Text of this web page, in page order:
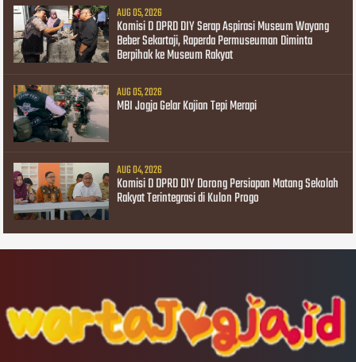
AUG 05, 2026
Komisi D DPRD DIY Serap Aspirasi Museum Wayang
Beber Sekartaji, Raperda Permuseuman Diminta
Berpihak ke Museum Rakyat
AUG 05, 2026
MBI Jogja Gelar Kajian Tepi Merapi
AUG 04, 2026
Komisi D DPRD DIY Dorong Persiapan Matang Sekolah
Rakyat Terintegrasi di Kulon Progo